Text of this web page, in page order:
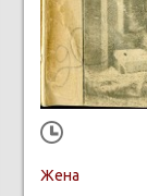
Жена